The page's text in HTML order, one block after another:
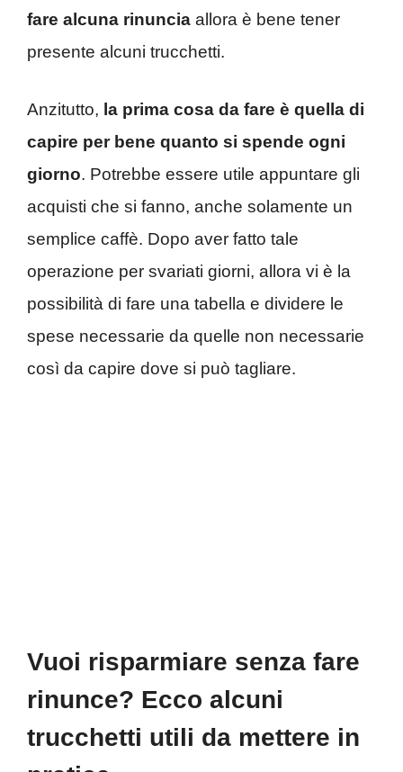
fare alcuna rinuncia allora è bene tener
presente alcuni trucchetti.
Anzitutto, la prima cosa da fare è quella di
capire per bene quanto si spende ogni
giorno. Potrebbe essere utile appuntare gli
acquisti che si fanno, anche solamente un
semplice caffè. Dopo aver fatto tale
operazione per svariati giorni, allora vi è la
possibilità di fare una tabella e dividere le
spese necessarie da quelle non necessarie
così da capire dove si può tagliare.
Vuoi risparmiare senza fare
rinunce? Ecco alcuni
trucchetti utili da mettere in